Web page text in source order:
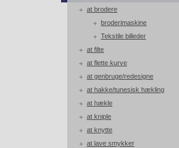
at brodere
broderimaskine
Tekstile billeder
at filte
at flette kurve
at genbruge/redesigne
at hakke/tunesisk hækling
at hækle
at kniple
at knytte
at lave smykker